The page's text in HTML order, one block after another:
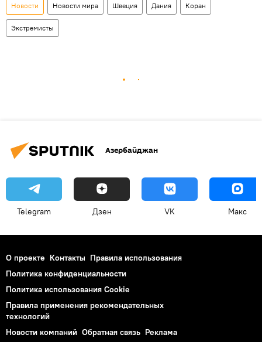
Новости Новости мира Швеция Дания Коран
Экстремисты
Азербайджан
Telegram Дзен VK Макс
О проекте Контакты Правила использования
Политика конфиденциальности
Политика использования Cookie
Правила применения рекомендательных
технологий
Новости компаний Обратная связь Реклама